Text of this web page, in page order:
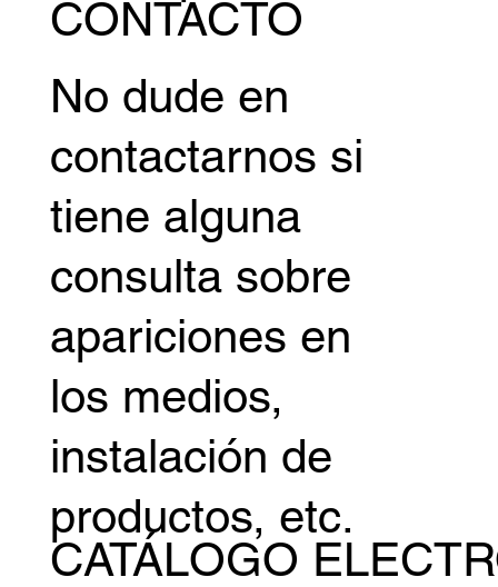
productos e
información
sobre partidos.
CONTACTO
No dude en
contactarnos si
tiene alguna
consulta sobre
apariciones en
los medios,